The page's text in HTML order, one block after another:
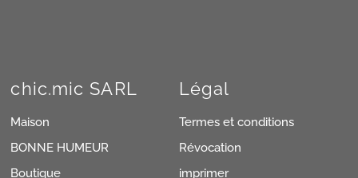
chic.mic SARL
Maison
BONNE HUMEUR
Boutique
Légal
Termes et conditions
Révocation
imprimer